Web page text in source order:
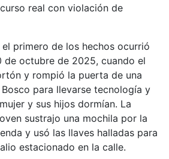
real con violación de
el primero de los hechos ocurrió
de octubre de 2025, cuando el
y rompió la puerta de una
para llevarse tecnología y
y sus hijos dormían. La
sustrajo una mochila por la
y usó las llaves halladas para
estacionado en la calle.